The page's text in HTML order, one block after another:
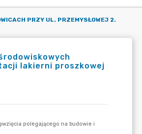
PRZY UL. PRZEMYSŁOWEJ 2.
lakierni proszkowej